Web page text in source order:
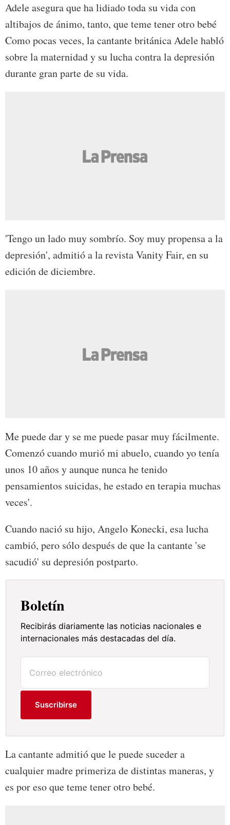
Adele asegura que ha lidiado toda su vida con
altibajos de ánimo, tanto, que teme tener otro bebé
Como pocas veces, la cantante británica Adele habló
sobre la maternidad y su lucha contra la depresión
durante gran parte de su vida.
'Tengo un lado muy sombrío. Soy muy propensa a la
depresión', admitió a la revista Vanity Fair, en su
edición de diciembre.
Me puede dar y se me puede pasar muy fácilmente.
Comenzó cuando murió mi abuelo, cuando yo tenía
unos 10 años y aunque nunca he tenido
pensamientos suicidas, he estado en terapia muchas
veces'.
Cuando nació su hijo, Angelo Konecki, esa lucha
cambió, pero sólo después de que la cantante 'se
sacudió' su depresión postparto.
Boletín
Recibirás diariamente las noticias nacionales e
internacionales más destacadas del día.
Suscribirse
La cantante admitió que le puede suceder a
cualquier madre primeriza de distintas maneras, y
es por eso que teme tener otro bebé.